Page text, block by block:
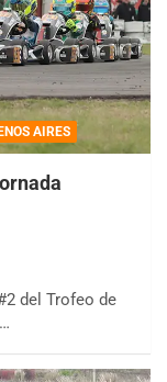
AIRES
del Trofeo de